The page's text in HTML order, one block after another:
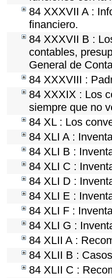
84 XXXVII A :
financiero.
84 XXXVII B :
contables,
General de
84 XXXVIII :
84 XXXIX : Los
siempre que no
84 XL : Los
84 XLI A :
84 XLI B :
84 XLI C :
84 XLI D :
84 XLI E :
84 XLI F :
84 XLI G :
84 XLII A :
84 XLII B :
84 XLII C :